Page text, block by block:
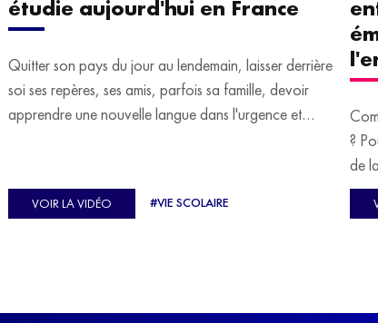
étudie aujourd'hui en France
Quitter son pays du jour au lendemain, laisser derrière
soi ses repères, ses amis, parfois sa famille, devoir
apprendre une nouvelle langue dans l'urgence et
C'est l'histoire de nombreux réfugiés, et notamment
celle de Lisa Machukha, que nous vous proposons de
VOIR LA VIDÉO #VIE SCOLAIRE
?
de